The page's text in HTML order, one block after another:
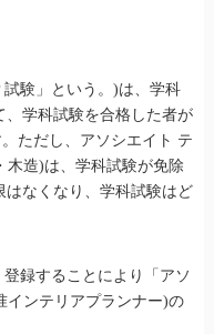
験」という。)は、学科
学科試験を合格した者が
ただし、アソシエイト テ
木造)は、学科試験が免除
はなくなり、学科試験はど
録することにより「アソ
インテリアプランナー)の